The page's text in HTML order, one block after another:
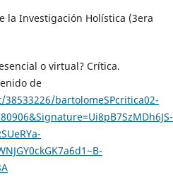
la Investigación Holística (3era
o virtual? Crítica.
de
bartolomeSPcritica02-